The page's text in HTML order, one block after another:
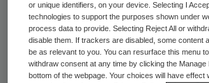
Skipr Events
26 maart 2022,00:00
or unique identifiers, on your device. Selecting I
technologies to support the purposes shown under
process data to provide. Selecting Reject All or
disable them. If trackers are disabled, some content
be as relevant to you. You can resurface this menu
withdraw consent at any time by clicking the
bottom of the webpage. Your choices will have effect